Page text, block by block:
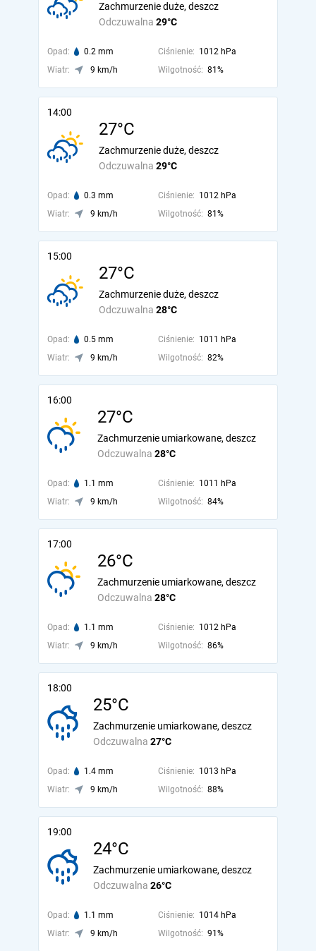
Odczuwalna 29°C
Zachmurzenie duże, deszcz
Opad: 0.2 mm Ciśnienie: 1012 hPa
Wiatr:
9 km/h Wilgotność: 81%
14:00
27°C
Odczuwalna 29°C
Zachmurzenie duże, deszcz
Opad: 0.3 mm Ciśnienie: 1012 hPa
Wiatr:
9 km/h Wilgotność: 81%
15:00
27°C
Odczuwalna 28°C
Zachmurzenie duże, deszcz
Opad: 0.5 mm Ciśnienie: 1011 hPa
Wiatr:
9 km/h Wilgotność: 82%
16:00
27°C
Odczuwalna 28°C
Zachmurzenie umiarkowane, deszcz
Opad: 1.1 mm Ciśnienie: 1011 hPa
Wiatr:
9 km/h Wilgotność: 84%
17:00
26°C
Odczuwalna 28°C
Zachmurzenie umiarkowane, deszcz
Opad: 1.1 mm Ciśnienie: 1012 hPa
Wiatr:
9 km/h Wilgotność: 86%
18:00
25°C
Odczuwalna 27°C
Zachmurzenie umiarkowane, deszcz
Opad: 1.4 mm Ciśnienie: 1013 hPa
Wiatr:
9 km/h Wilgotność: 88%
19:00
24°C
Odczuwalna 26°C
Zachmurzenie umiarkowane, deszcz
Opad: 1.1 mm Ciśnienie: 1014 hPa
Wiatr:
9 km/h Wilgotność: 91%